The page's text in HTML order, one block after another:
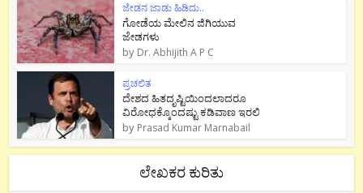
ಜೇಡನ ಜಾಡು ಹಿಡಿದು..
ಗೋಡೆಯ ಮೇಲಿನ ಜಿಗಿಯುವ
ಜೇಡಗಳು
by Dr. Abhijith A P C
ಪ್ರಚಲಿತ
ದೇಶದ ಹಿತದೃಷ್ಟಿಯಿಂದಲಾದರೂ
ವಿರೋಧಕ್ಕೊಂದಷ್ಟು ಕಡಿವಾಣ ಇರಲಿ
by Prasad Kumar Marnabail
ಲೇಖಕರ ಕುರಿತು